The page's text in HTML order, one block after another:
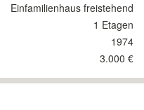
Einfamilienhaus freistehend
1 Etagen
1974
3.000 €